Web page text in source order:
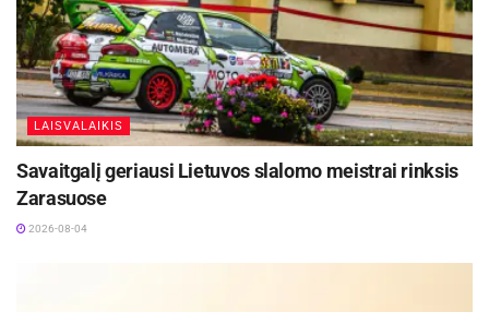
LAISVALAIKIS
Savaitgalį geriausi Lietuvos slalomo meistrai rinksis
Zarasuose
2026-08-04